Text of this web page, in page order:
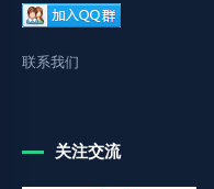
联系我们
关注交流